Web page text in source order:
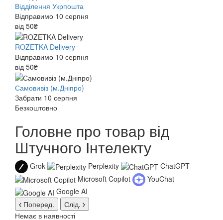
Відділення Укрпошта
Відправимо 10 серпня
від 50₴
ROZETKA Delivery
Відправимо 10 серпня
від 50₴
Самовивіз (м.Дніпро)
Забрати 10 серпня
Безкоштовно
Головне про товар від
Штучного Інтелекту
Grok Perplexity
ChatGPT
Microsoft Copilot
YouChat
Google AI
Поперед.
Слід.
Немає в наявності